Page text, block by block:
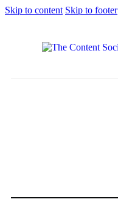
Skip to content Skip to footer